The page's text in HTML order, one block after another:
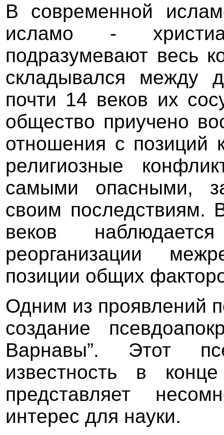
В современной
исламо -
подразумевают весь
складывался между
почти 14 веков их
общество приучено
отношения с позиций
религиозные
самыми опасными,
своим последствиям.
веков
реорганизации
позиции общих
Одним из проявлений
создание
Варнавы”. Этот
известность в
представляет
интерес для науки.